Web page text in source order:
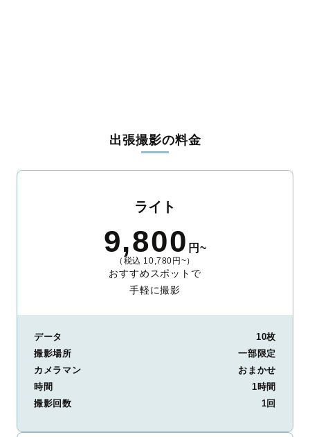
出張撮影の料金
ライト
9,800 円~
（税込 10,780円~）
おすすめスポットで
手軽に撮影
データ
10枚
撮影場所
一部限定
カメラマン
おまかせ
時間
1時間
撮影回数
1回